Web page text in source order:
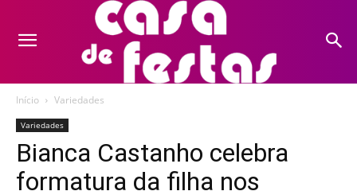
Início Variedades
Variedades
Bianca Castanho celebra
formatura da filha nos